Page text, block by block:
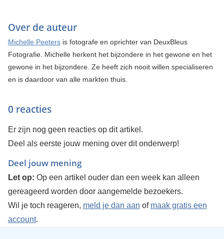
Over de auteur
Michelle Peetersis fotografe en oprichter van DeuxBleus
Fotografie. Michelle herkent het bijzondere in het gewone en het
gewone in het bijzondere. Ze heeft zich nooit willen specialiseren
en is daardoor van alle markten thuis.
0 reacties
Er zijn nog geen reacties op dit artikel.
Deel als eerste jouw mening over dit onderwerp!
Deel jouw mening
Let op: Op een artikel ouder dan een week kan alleen
gereageerd worden door aangemelde bezoekers.
Wil je toch reageren, meld je dan aan of maak gratis een
account.